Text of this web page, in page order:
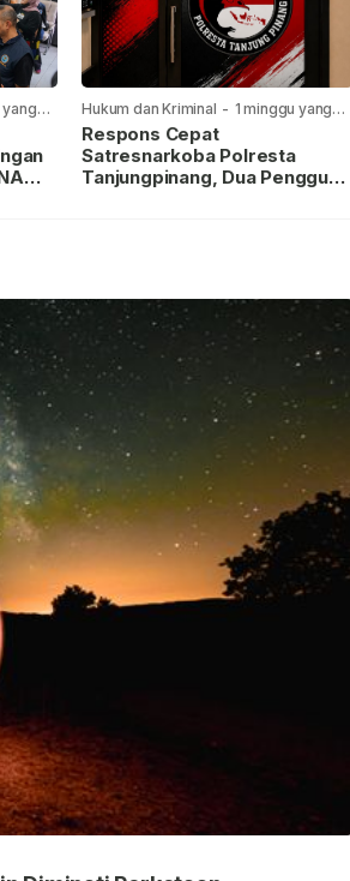
yang
Hukum dan Kriminal - 1 minggu yang
lalu
Respons Cepat
Satresnarkoba Polresta
Tanjungpinang, Dua Pengguna